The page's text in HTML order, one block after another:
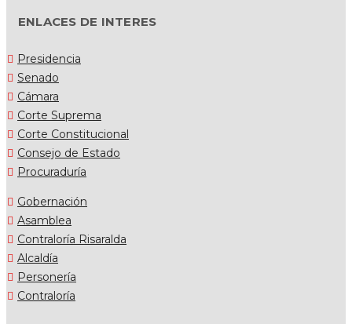
ENLACES DE INTERES
Presidencia
Senado
Cámara
Corte Suprema
Corte Constitucional
Consejo de Estado
Procuraduría
Gobernación
Asamblea
Contraloría Risaralda
Alcaldía
Personería
Contraloría